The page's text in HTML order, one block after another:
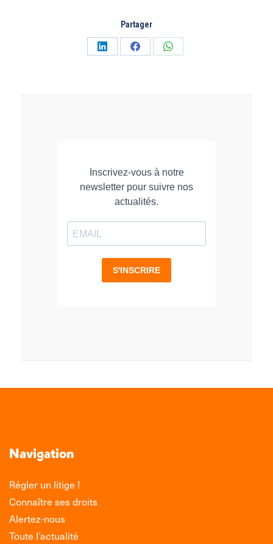
Partager
PartagerPartagerPartager
Navigation
Régler un litige !
Connaître ses droits
Alertez-nous
Toute l’actualité